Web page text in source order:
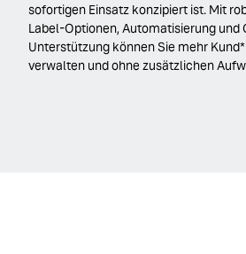
sofortigen Einsatz konzipiert ist. Mit
Label-Optionen, Automatisierung und
Unterstützung können Sie mehr
verwalten und ohne zusätzlichen